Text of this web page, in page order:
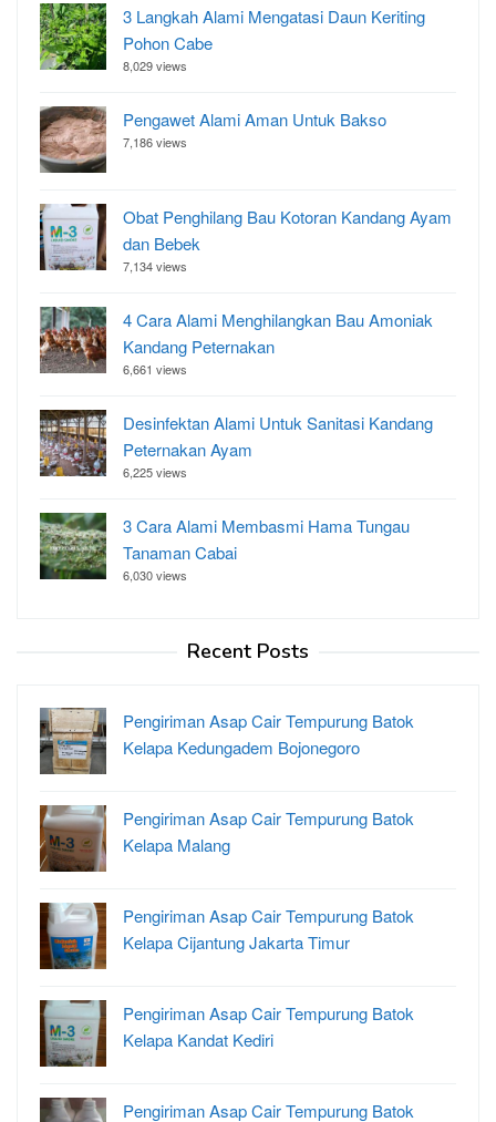
3 Langkah Alami Mengatasi Daun Keriting
Pohon Cabe
8,029 views
Pengawet Alami Aman Untuk Bakso
7,186 views
Obat Penghilang Bau Kotoran Kandang Ayam
dan Bebek
7,134 views
4 Cara Alami Menghilangkan Bau Amoniak
Kandang Peternakan
6,661 views
Desinfektan Alami Untuk Sanitasi Kandang
Peternakan Ayam
6,225 views
3 Cara Alami Membasmi Hama Tungau
Tanaman Cabai
6,030 views
Recent Posts
Pengiriman Asap Cair Tempurung Batok
Kelapa Kedungadem Bojonegoro
Pengiriman Asap Cair Tempurung Batok
Kelapa Malang
Pengiriman Asap Cair Tempurung Batok
Kelapa Cijantung Jakarta Timur
Pengiriman Asap Cair Tempurung Batok
Kelapa Kandat Kediri
Pengiriman Asap Cair Tempurung Batok